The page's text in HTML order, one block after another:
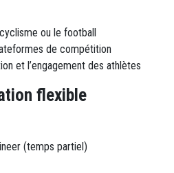
ou le football
de compétition
et l’engagement des athlètes
flexible
(temps partiel)